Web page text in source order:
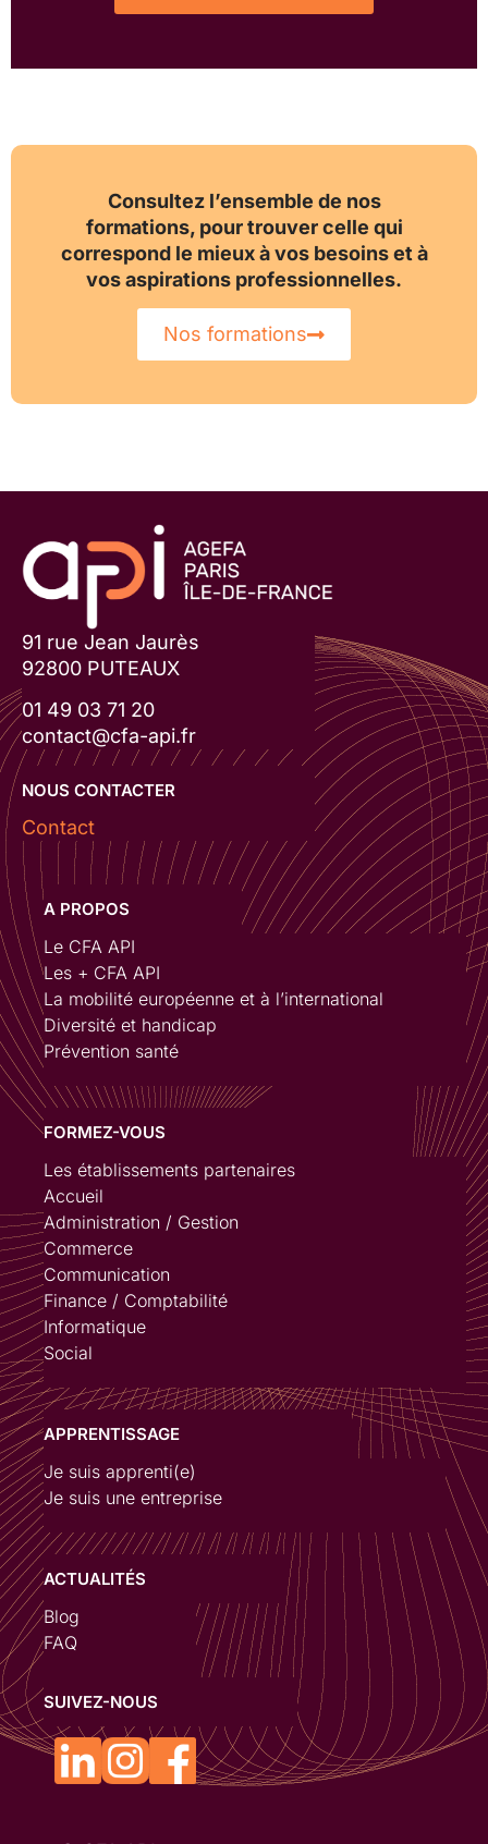
Consultez l’ensemble de nos
formations, pour trouver celle qui
correspond le mieux à vos besoins et à
vos aspirations professionnelles.
Nos formations
91 rue Jean Jaurès
92800 PUTEAUX
01 49 03 71 20
contact@cfa-api.fr
NOUS CONTACTER
Contact
A PROPOS
Le CFA API
Les + CFA API
La mobilité européenne et à l’international
Diversité et handicap
Prévention santé
FORMEZ-VOUS
Les établissements partenaires
Accueil
Administration / Gestion
Commerce
Communication
Finance / Comptabilité
Informatique
Social
APPRENTISSAGE
Je suis apprenti(e)
Je suis une entreprise
ACTUALITÉS
Blog
FAQ
SUIVEZ-NOUS